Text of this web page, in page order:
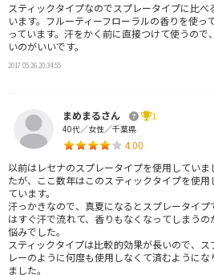
スティックタイプなのでスプレータイプに比
います。フルーティーフローラルの香りを使っ
っています。汗をかく前に直接つけて使うの
いのがいいです。
2017.05.26 20:34:55
まめまるさん
1
40代／女性／千葉県
4.00
以前はレセナのスプレータイプを使用していま
たが、ここ数年はこのスティックタイプを使用
ています。
汗っかきなので、真夏になるとスプレータイプ
はすぐ汗で流れて、香りもなくなってしまうの
悩みでした。
スティックタイプは比較的効果が長いので、ス
レーのように何度も使用しなくて済むようにな
ました。